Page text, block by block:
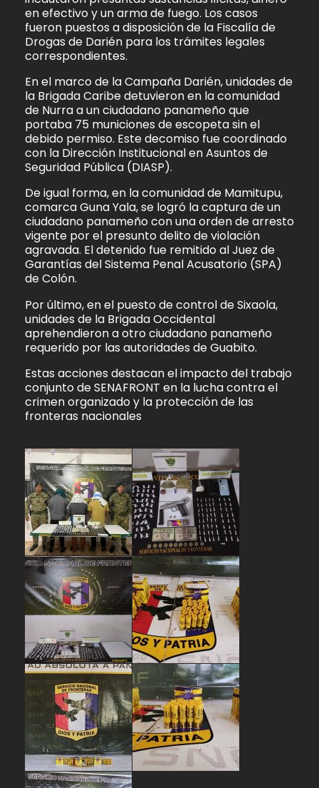
en efectivo y un arma de fuego. Los casos
fueron puestos a disposición de la Fiscalía de
Drogas de Darién para los trámites legales
correspondientes.
En el marco de la Campaña Darién, unidades de
la Brigada Caribe detuvieron en la comunidad
de Nurra a un ciudadano panameño que
portaba 75 municiones de escopeta sin el
debido permiso. Este decomiso fue coordinado
con la Dirección Institucional en Asuntos de
Seguridad Pública (DIASP).
De igual forma, en la comunidad de Mamitupu,
comarca Guna Yala, se logró la captura de un
ciudadano panameño con una orden de arresto
vigente por el presunto delito de violación
agravada. El detenido fue remitido al Juez de
Garantías del Sistema Penal Acusatorio (SPA)
de Colón.
Por último, en el puesto de control de Sixaola,
unidades de la Brigada Occidental
aprehendieron a otro ciudadano panameño
requerido por las autoridades de Guabito.
Estas acciones destacan el impacto del trabajo
conjunto de SENAFRONT en la lucha contra el
crimen organizado y la protección de las
fronteras nacionales